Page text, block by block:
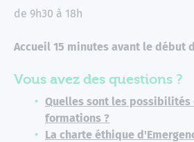
de 9h30 à 18h
Accueil 15 minutes avant le début
Vous avez des questions ?
Quelles sont les possibilités
formations ?
La charte éthique